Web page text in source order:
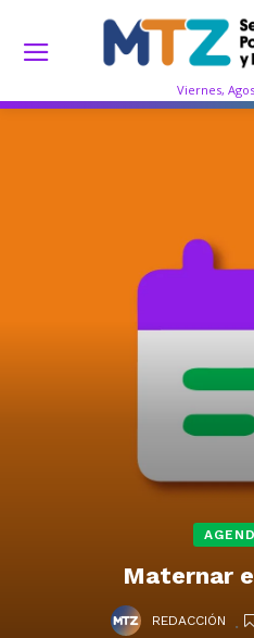
Viernes,
Maternar
REDACCIÓN .